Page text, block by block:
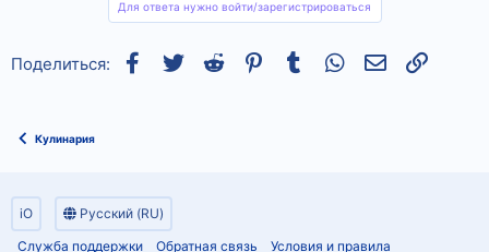
Для ответа нужно войти/зарегистрироваться
Поделиться: Facebook
TwitterReddit Pinterest
Tumblr WhatsAppСсылка
Кулинария
iO
Русский (RU)
Служба поддержки
Обратная связь Условия и правила